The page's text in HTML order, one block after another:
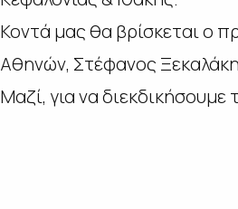
Κοντά μας θα βρίσκεται ο
Αθηνών, Στέφανος
Μαζί, για να